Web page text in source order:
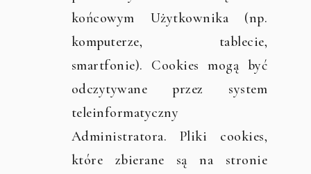
końcowym Użytkownika (np.
komputerze, tablecie,
smartfonie). Cookies mogą być
odczytywane przez system
teleinformatyczny
Administratora. Pliki cookies,
które zbierane są na stronie